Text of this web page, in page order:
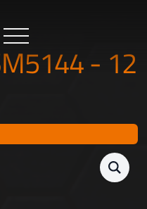
- 12